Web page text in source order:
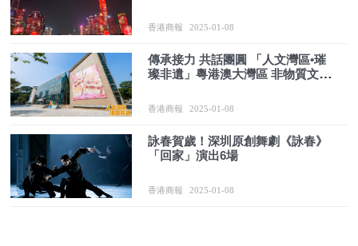
香港商報 2025-01-08
傳承接力 共話團圓 「人文灣區•璀
璨非遺」粵港澳大灣區 非物質文化
香港商報 2025-01-08
詠春賀歲！深圳原創舞劇《詠春》
「回家」演出6場
香港商報 2025-01-08